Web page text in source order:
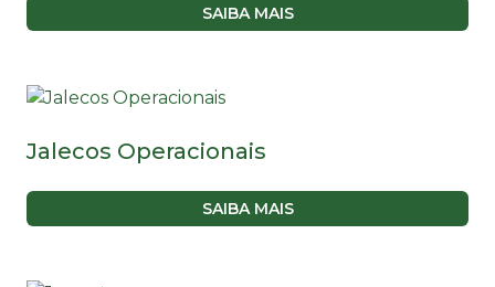
SAIBA MAIS
Jalecos Operacionais
SAIBA MAIS